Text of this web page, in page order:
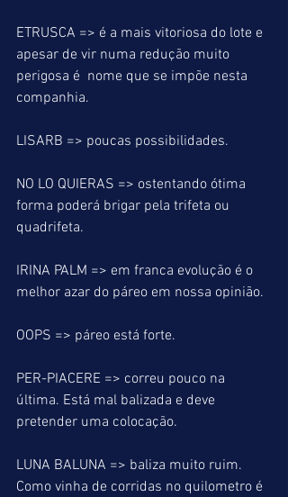
ETRUSCA => é a mais vitoriosa do lote e
apesar de vir numa redução muito
perigosa é  nome que se impõe nesta
companhia.
LISARB => poucas possibilidades.
NO LO QUIERAS => ostentando ótima
forma poderá brigar pela trifeta ou
quadrifeta.
IRINA PALM => em franca evolução é o
melhor azar do páreo em nossa opinião.
OOPS => páreo está forte.
PER-PIACERE => correu pouco na
última. Está mal balizada e deve
pretender uma colocação.
LUNA BALUNA => baliza muito ruim.
Como vinha de corridas no quilometro é